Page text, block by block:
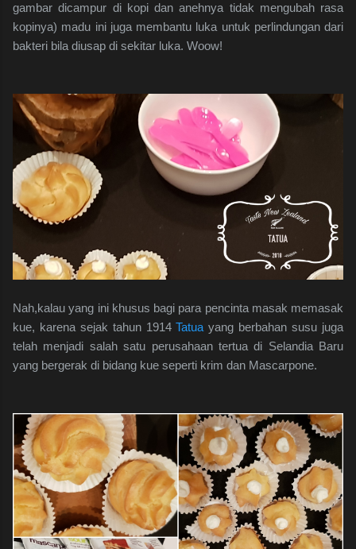
gambar dicampur di kopi dan anehnya tidak mengubah rasa
kopinya) madu ini juga membantu luka untuk perlindungan dari
bakteri bila diusap di sekitar luka. Woow!
Nah,kalau yang ini khusus bagi para pencinta masak memasak
kue, karena sejak tahun 1914Tatua yang berbahan susu juga
telah menjadi salah satu perusahaan tertua di Selandia Baru
yang bergerak di bidang kue seperti krim dan Mascarpone.